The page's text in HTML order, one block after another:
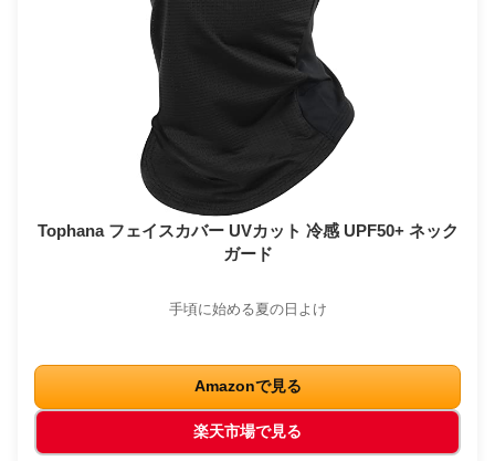
Tophana フェイスカバー UVカット 冷感 UPF50+ ネック
ガード
手頃に始める夏の日よけ
Amazonで見る
楽天市場で見る